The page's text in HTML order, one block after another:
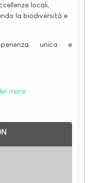
locali,
la biodiversità e
unica e
mare